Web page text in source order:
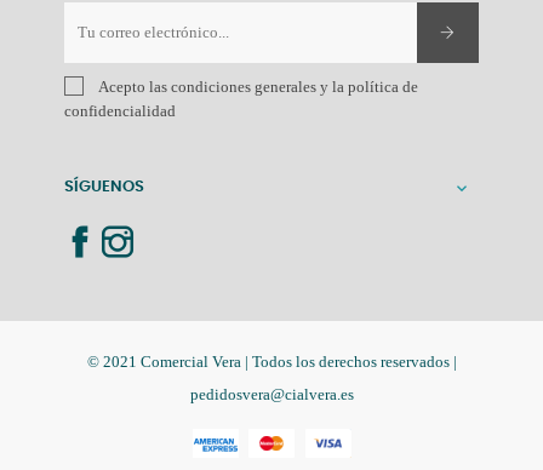
Acepto las condiciones generales y la política de
confidencialidad
SÍGUENOS 
© 2021 Comercial Vera | Todos los derechos reservados |
pedidosvera@cialvera.es